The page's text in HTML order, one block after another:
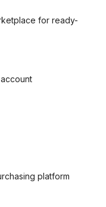
for ready-
platform